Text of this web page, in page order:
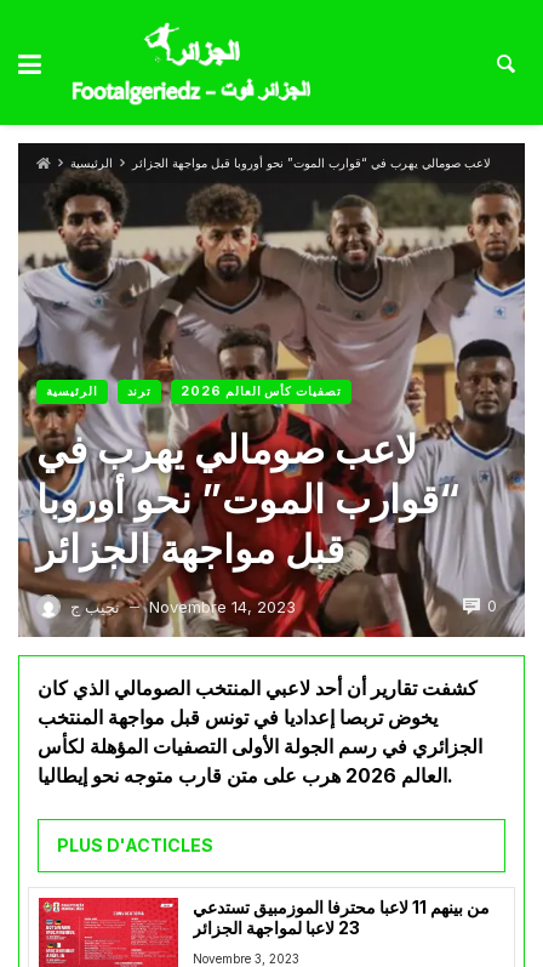
الرئيسية لاعب صومالي يهرب في “قوارب الموت” نحو أوروبا قبل مواجهة الجزائر
الرئيسية ترند تصفيات كأس العالم 2026
لاعب صومالي يهرب في
“قوارب الموت” نحو أوروبا
قبل مواجهة الجزائر
نجيب ج — Novembre 14, 2023 0
كشفت تقارير أن أحد لاعبي المنتخب الصومالي الذي كان
يخوض تربصا إعداديا في تونس قبل مواجهة المنتخب
الجزائري في رسم الجولة الأولى التصفيات المؤهلة لكأس
العالم 2026 هرب على متن قارب متوجه نحو إيطاليا.
PLUS D'ACTICLES
من بينهم 11 لاعبا محترفا الموزمبيق تستدعي
23 لاعبا لمواجهة الجزائر
Novembre 3, 2023